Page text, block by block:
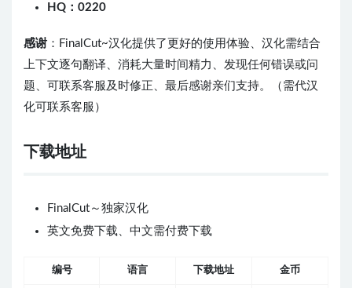
HQ：0220
感谢 ：FinalCut~汉化提供了更好的使用体验、汉化需结合
上下文逐句翻译、消耗大量时间精力、发现任何错误或问
题、可联系客服及时修正、最后感谢亲们支持。（需代汉
化可联系客服）
下载地址
FinalCut～独家汉化
英文免费下载、中文需付费下载
编号 语言 下载地址 金币